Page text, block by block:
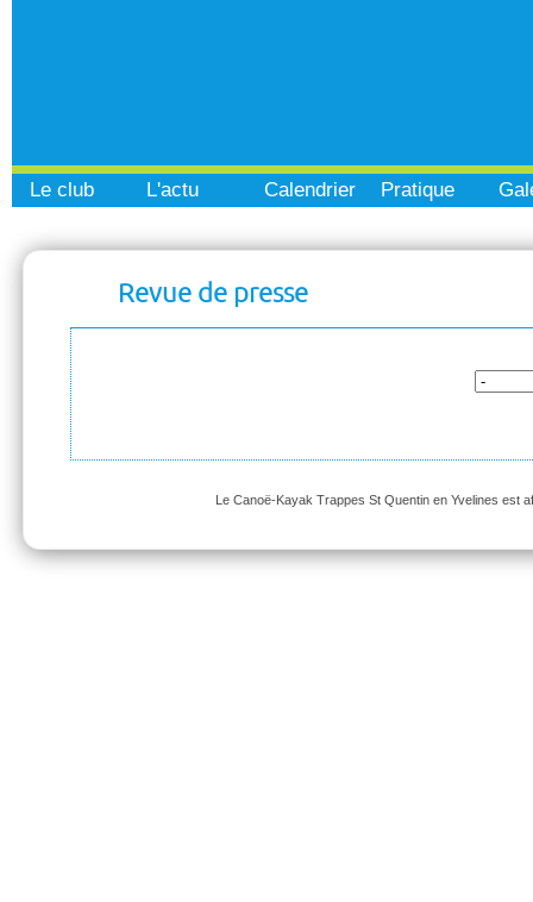
Le club L'actu Calendrier Pratique
Revue de presse
Le Canoë-Kayak Trappes St Quentin en Yvelines est